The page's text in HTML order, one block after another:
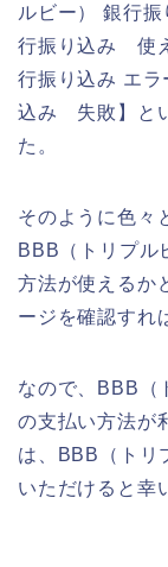
ルビー） 銀行
行振り込み 使
行振り込み エラ
込み 失敗】と
た。
そのように色々
BBB（トリプル
方法が使えるか
ージを確認すれ
なので、BBB（
の支払い方法が
は、BBB（トリ
いただけると幸